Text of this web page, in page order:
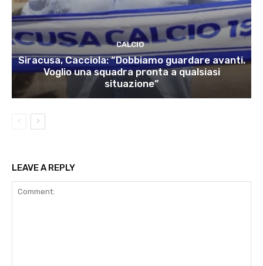
CALCIO
Siracusa, Cacciola: “Dobbiamo guardare avanti.
Voglio una squadra pronta a qualsiasi
situazione”
LEAVE A REPLY